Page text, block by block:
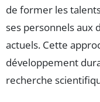
de former les
ses personnels aux
actuels. Cette
développement
recherche